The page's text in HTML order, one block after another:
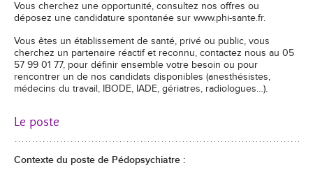
Vous cherchez une opportunité, consultez nos offres ou
déposez une candidature spontanée sur www.phi-sante.fr.
Vous êtes un établissement de santé, privé ou public, vous
cherchez un partenaire réactif et reconnu, contactez nous au 05
57 99 01 77, pour définir ensemble votre besoin ou pour
rencontrer un de nos candidats disponibles (anesthésistes,
médecins du travail, IBODE, IADE, gériatres, radiologues…).
Le poste
Contexte du poste de Pédopsychiatre :